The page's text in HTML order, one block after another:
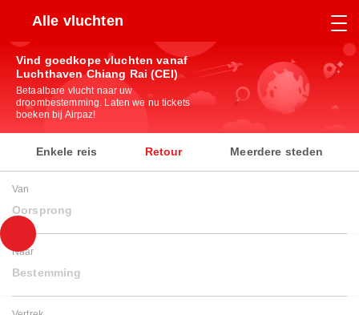
Alle vluchten
Vind goedkope vluchten vanaf
Luchthaven Chiang Rai (CEI)
Betaalbare vlucht naar uw
droombestemming. Laten we nu tickets
boeken bij Airpaz!
Enkele reis Retour Meerdere steden
Van
Oorsprong
Naar
Bestemming